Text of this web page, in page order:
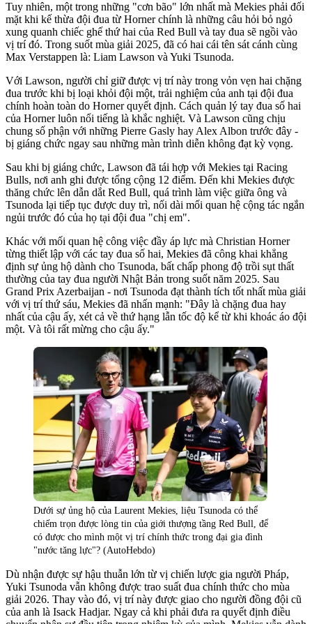
Tuy nhiên, một trong những "cơn bão" lớn nhất mà Mekies phải đối
mặt khi kế thừa đội đua từ Horner chính là những câu hỏi bỏ ngỏ
xung quanh chiếc ghế thứ hai của Red Bull và tay đua sẽ ngồi vào
vị trí đó. Trong suốt mùa giải 2025, đã có hai cái tên sát cánh cùng
Max Verstappen là: Liam Lawson và Yuki Tsunoda.
Với Lawson, người chỉ giữ được vị trí này trong vỏn vẹn hai chặng
đua trước khi bị loại khỏi đội một, trải nghiệm của anh tại đội đua
chính hoàn toàn do Horner quyết định. Cách quản lý tay đua số hai
của Horner luôn nổi tiếng là khắc nghiệt. Và Lawson cũng chịu
chung số phận với những Pierre Gasly hay Alex Albon trước đây -
bị giáng chức ngay sau những màn trình diễn không đạt kỳ vọng.
Sau khi bị giáng chức, Lawson đã tái hợp với Mekies tại Racing
Bulls, nơi anh ghi được tổng cộng 12 điểm. Đến khi Mekies được
thăng chức lên dẫn dắt Red Bull, quá trình làm việc giữa ông và
Tsunoda lại tiếp tục được duy trì, nối dài mối quan hệ cộng tác ngắn
ngủi trước đó của họ tại đội đua "chị em".
Khác với mối quan hệ công việc đầy áp lực mà Christian Horner
từng thiết lập với các tay đua số hai, Mekies đã công khai khẳng
định sự ủng hộ dành cho Tsunoda, bất chấp phong độ trồi sụt thất
thường của tay đua người Nhật Bản trong suốt năm 2025. Sau
Grand Prix Azerbaijan - nơi Tsunoda đạt thành tích tốt nhất mùa giải
với vị trí thứ sáu, Mekies đã nhấn mạnh: "Đây là chặng đua hay
nhất của cậu ấy, xét cả về thứ hạng lẫn tốc độ kể từ khi khoác áo đội
một. Và tôi rất mừng cho cậu ấy."
Dưới sự ủng hộ của Laurent Mekies, liệu Tsunoda có thể
chiếm trọn được lòng tin của giới thượng tầng Red Bull, để
có được cho mình một vị trí chính thức trong đại gia đình
"nước tăng lực"? (AutoHebdo)
Dù nhận được sự hậu thuẫn lớn từ vị chiến lược gia người Pháp,
Yuki Tsunoda vẫn không được trao suất đua chính thức cho mùa
giải 2026. Thay vào đó, vị trí này được giao cho người đồng đội cũ
của anh là Isack Hadjar. Ngay cả khi phải đưa ra quyết định điều